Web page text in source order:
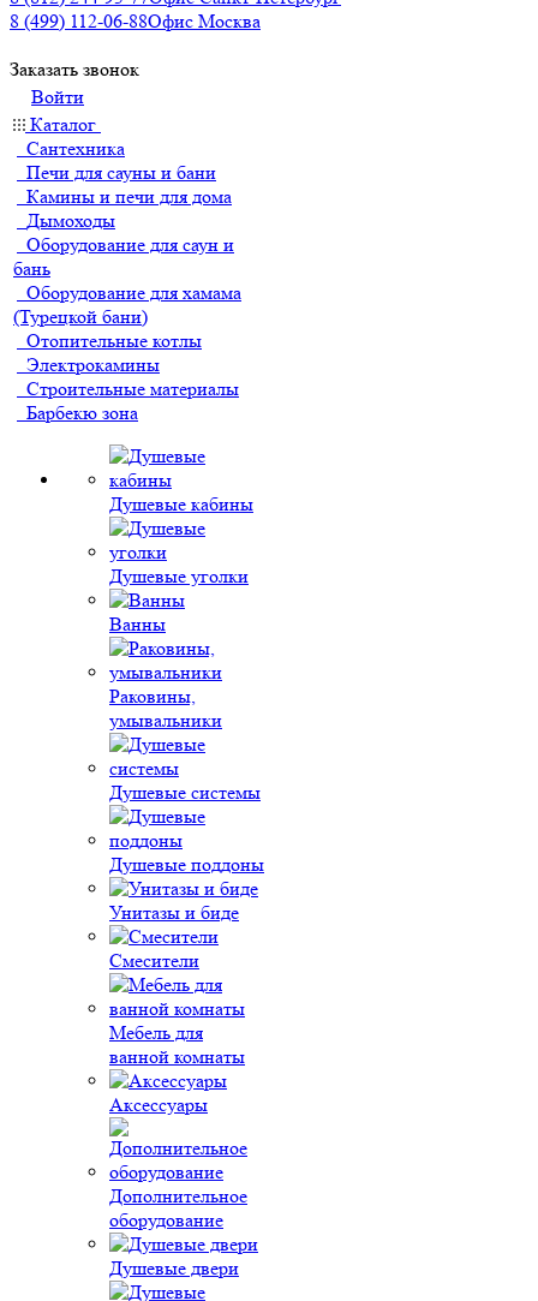
8 (499) 112-06-88Офис Москва
Заказать звонок
Войти
Каталог
Сантехника
Печи для сауны и бани
Камины и печи для дома
Дымоходы
Оборудование для саун и
бань
Оборудование для хамама
(Турецкой бани)
Отопительные котлы
Электрокамины
Строительные материалы
Барбекю зона
Душевые кабины
Душевые уголки
Ванны
Раковины,
умывальники
Душевые системы
Душевые поддоны
Унитазы и биде
Смесители
Мебель для
ванной комнаты
Аксессуары
Дополнительное
оборудование
Душевые двери